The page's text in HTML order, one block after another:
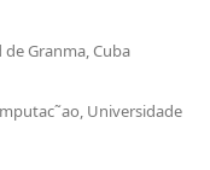
Granma, Cuba
Universidade